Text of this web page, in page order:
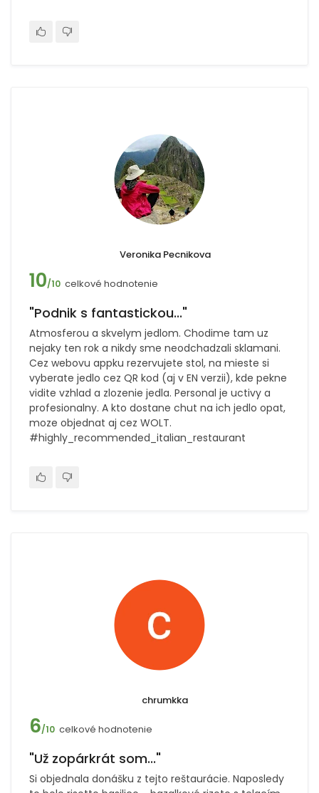
Veronika Pecnikova
10/10 celkové hodnotenie
"Podnik s fantastickou..."
Atmosferou a skvelym jedlom. Chodime tam uz
nejaky ten rok a nikdy sme neodchadzali sklamani.
Cez webovu appku rezervujete stol, na mieste si
vyberate jedlo cez QR kod (aj v EN verzii), kde pekne
vidite vzhlad a zlozenie jedla. Personal je uctivy a
profesionalny. A kto dostane chut na ich jedlo opat,
moze objednat aj cez WOLT.
#highly_recommended_italian_restaurant
chrumkka
6/10 celkové hodnotenie
"Už zopárkrát som..."
Si objednala donášku z tejto reštaurácie. Naposledy